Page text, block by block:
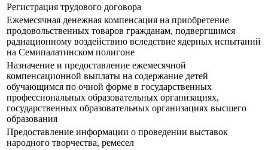
Регистрация трудового договора
Ежемесячная денежная компенсация на приобретение
продовольственных товаров гражданам, подвергшимся
радиационному воздействию вследствие ядерных испытаний
на Семипалатинском полигоне
Назначение и предоставление ежемесячной
компенсационной выплаты на содержание детей
обучающимся по очной форме в государственных
профессиональных образовательных организациях,
государственных образовательных организациях высшего
образования
Предоставление информации о проведении выставок
народного творчества, ремесел